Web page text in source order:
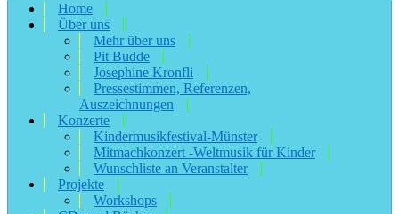
Home
Über uns
Mehr über uns
Pit Budde
Josephine Kronfli
Pressestimmen, Referenzen,
Auszeichnungen
Konzerte
Kindermusikfestival-Münster
Mitmachkonzert -Weltmusik für Kinder
Wunschliste an Veranstalter
Projekte
Workshops